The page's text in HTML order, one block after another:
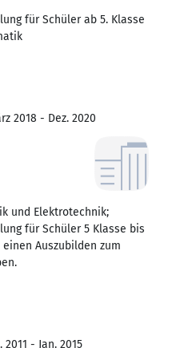
für Schüler ab 5. Klasse
2018 - Dez. 2020
und Elektrotechnik;
für Schüler 5 Klasse bis
Auszubilden zum
- Jan. 2015